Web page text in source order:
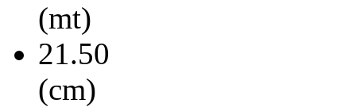
(mt)
21.50
(cm)